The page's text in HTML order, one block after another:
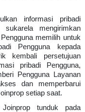
informasi pribadi
mengirimkan
memilih untuk
Pengguna kepada
kembali persetujuan
pribadi Pengguna,
Pengguna Layanan
dan memperbarui
setiap saat.
tunduk pada